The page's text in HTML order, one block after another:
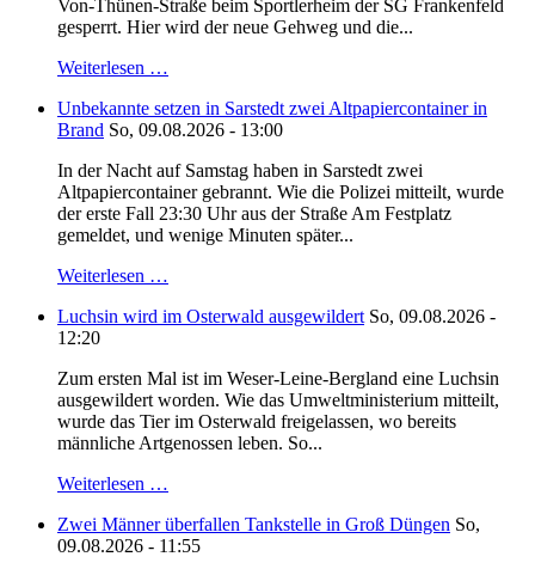
Von-Thünen-Straße beim Sportlerheim der SG Frankenfeld
gesperrt. Hier wird der neue Gehweg und die...
Weiterlesen …
Unbekannte setzen in Sarstedt zwei Altpapiercontainer in
Brand So, 09.08.2026 - 13:00
In der Nacht auf Samstag haben in Sarstedt zwei
Altpapiercontainer gebrannt. Wie die Polizei mitteilt, wurde
der erste Fall 23:30 Uhr aus der Straße Am Festplatz
gemeldet, und wenige Minuten später...
Weiterlesen …
Luchsin wird im Osterwald ausgewildert So, 09.08.2026 -
12:20
Zum ersten Mal ist im Weser-Leine-Bergland eine Luchsin
ausgewildert worden. Wie das Umweltministerium mitteilt,
wurde das Tier im Osterwald freigelassen, wo bereits
männliche Artgenossen leben. So...
Weiterlesen …
Zwei Männer überfallen Tankstelle in Groß Düngen So,
09.08.2026 - 11:55